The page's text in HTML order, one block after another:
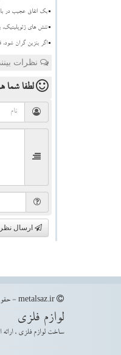
بک اتفاق عجیب در
تنش های ژئوپلیتیک،
اگر بنزین گران
نظرات
لطفا شما
ارسال نظر
لوازم فلزی
ساخت لوازم فلزی ،